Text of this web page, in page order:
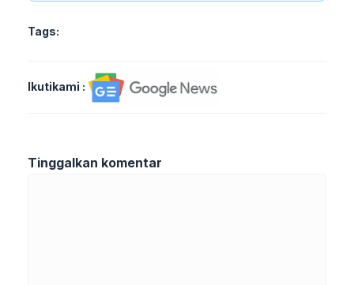
Tags:
Ikutikami :
Tinggalkan komentar